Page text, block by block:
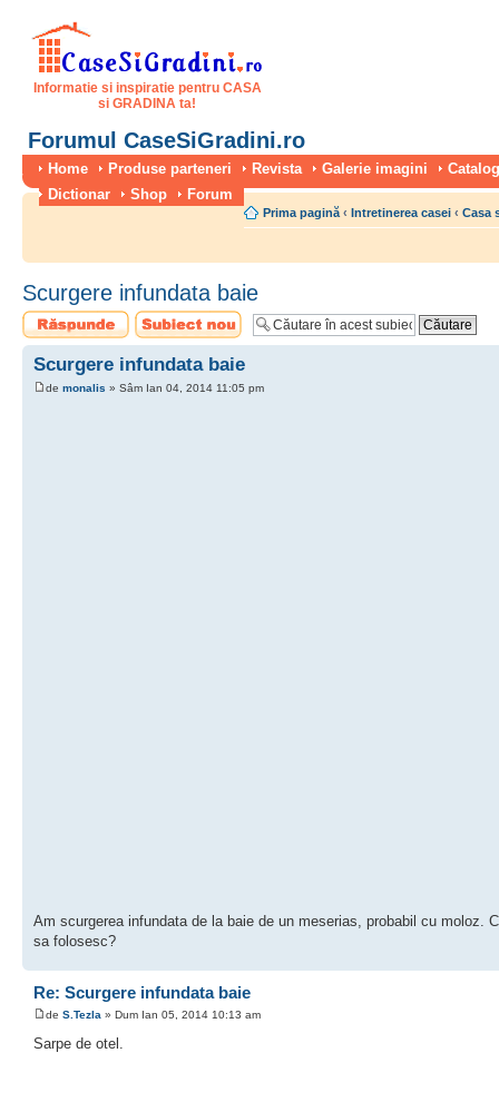
Informatie si inspiratie pentru CASA
si GRADINA ta!
Forumul CaseSiGradini.ro
Home Produse parteneri Revista Galerie imagini
Dictionar
Shop Forum
Prima pagină ‹ Intretinerea casei ‹ Casa
Scurgere infundata baie
Scrie un răspuns
Scrie un subiect
nou
Scurgere infundata baie
de monalis » Sâm Ian 04, 2014 11:05 pm
Am scurgerea infundata de la baie de un meserias, probabil cu moloz.
sa folosesc?
Re: Scurgere infundata baie
de S.Tezla » Dum Ian 05, 2014 10:13 am
Sarpe de otel.